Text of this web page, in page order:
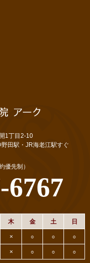
1丁目2-10
田駅・JR海老江駅すぐ
優先制）
6767
木 金 土 日
× ○ ○ ○
× ○ ○ ○